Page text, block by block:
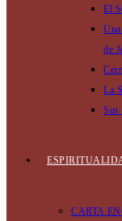
El
de
La
Sus
CARTA